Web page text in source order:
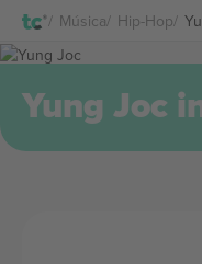
Música Hip-Hop
Yung Joc